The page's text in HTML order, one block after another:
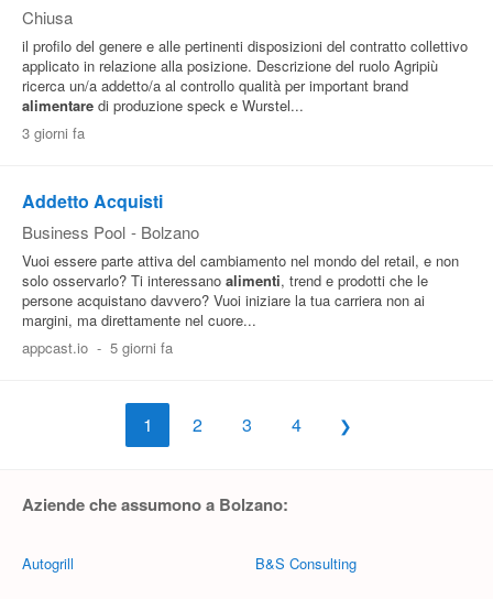
Chiusa
il profilo del genere e alle pertinenti disposizioni del contratto collettivo
applicato in relazione alla posizione. Descrizione del ruolo Agripiù
ricerca un/a addetto/a al controllo qualità per important brand
alimentare di produzione speck e Wurstel...
3 giorni fa
Addetto Acquisti
Business Pool - Bolzano
Vuoi essere parte attiva del cambiamento nel mondo del retail, e non
solo osservarlo? Ti interessano alimenti, trend e prodotti che le
persone acquistano davvero? Vuoi iniziare la tua carriera non ai
margini, ma direttamente nel cuore...
appcast.io - 5 giorni fa
1 2 3 4
Aziende che assumono a Bolzano:
Autogrill B&S Consulting